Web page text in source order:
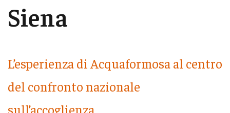
Siena
L’esperienza di Acquaformosa al centro
del confronto nazionale
sull’accoglienza